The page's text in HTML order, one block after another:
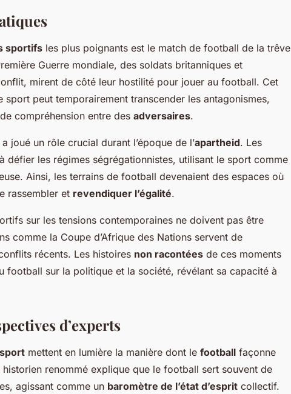
sportifs les plus poignants est le match de football de la trêve
Guerre mondiale, des soldats britanniques et
mirent de côté leur hostilité pour jouer au football. Cet
sport peut temporairement transcender les antagonismes,
compréhension entre des adversaires.
joué un rôle crucial durant l’époque de l’apartheid. Les
défier les régimes ségrégationnistes, utilisant le sport comme
Ainsi, les terrains de football devenaient des espaces où
rassembler et revendiquer l’égalité.
sur les tensions contemporaines ne doivent pas être
comme la Coupe d’Afrique des Nations servent de
récents. Les histoires non racontées de ces moments
football sur la politique et la société, révélant sa capacité à
d’experts
mettent en lumière la manière dont le football façonne
renommé explique que le football sert souvent de
agissant comme un baromètre de l’état d’esprit collectif.